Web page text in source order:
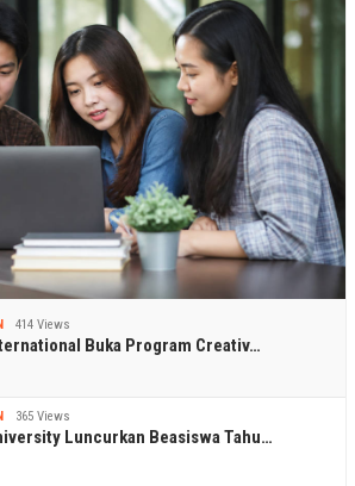
414 Views
Buka Program Creativ…
365 Views
Luncurkan Beasiswa Tahu…